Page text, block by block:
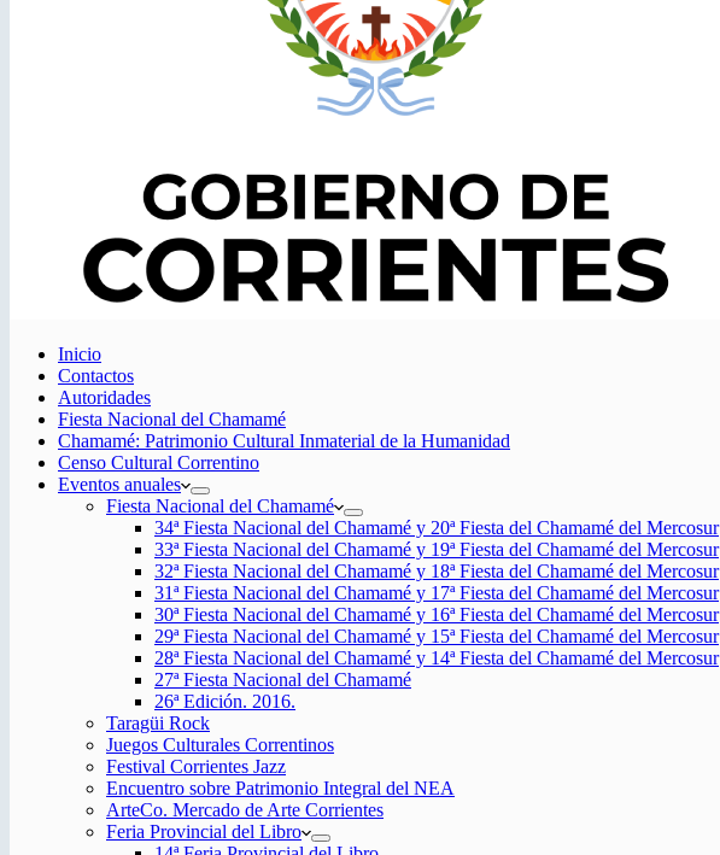
Inicio
Contactos
Autoridades
Fiesta Nacional del Chamamé
Chamamé: Patrimonio Cultural Inmaterial de la Humanidad
Censo Cultural Correntino
Eventos anuales
Fiesta Nacional del Chamamé
34ª Fiesta Nacional del Chamamé y 20ª Fiesta del Chamamé del Mercosur
33ª Fiesta Nacional del Chamamé y 19ª Fiesta del Chamamé del Mercosur
32ª Fiesta Nacional del Chamamé y 18ª Fiesta del Chamamé del Mercosur
31ª Fiesta Nacional del Chamamé y 17ª Fiesta del Chamamé del Mercosur
30ª Fiesta Nacional del Chamamé y 16ª Fiesta del Chamamé del Mercosur
29ª Fiesta Nacional del Chamamé y 15ª Fiesta del Chamamé del Mercosur
28ª Fiesta Nacional del Chamamé y 14ª Fiesta del Chamamé del Mercosur
27ª Fiesta Nacional del Chamamé
26ª Edición. 2016.
Taragüi Rock
Juegos Culturales Correntinos
Festival Corrientes Jazz
Encuentro sobre Patrimonio Integral del NEA
ArteCo. Mercado de Arte Corrientes
Feria Provincial del Libro